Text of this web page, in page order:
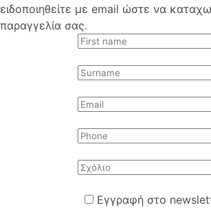
ειδοποιηθείτε με email ώστε να
παραγγελία σας.
Εγγραφή στο